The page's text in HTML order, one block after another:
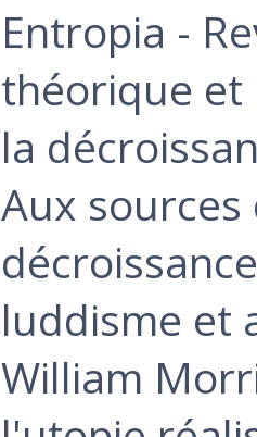
‎Entropia -
théorique
la
Aux sources
luddisme et
William